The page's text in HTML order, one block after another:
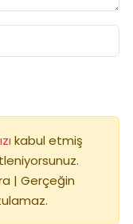
kabul etmiş
| Gerçeğin